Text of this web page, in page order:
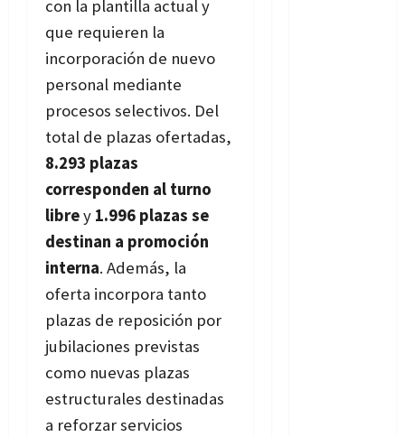
con la plantilla actual y
que requieren la
incorporación de nuevo
personal mediante
procesos selectivos. Del
total de plazas ofertadas,
8.293 plazas
corresponden al turno
librey 1.996 plazas se
destinan a promoción
interna. Además, la
oferta incorpora tanto
plazas de reposición por
jubilaciones previstas
como nuevas plazas
estructurales destinadas
a reforzar servicios